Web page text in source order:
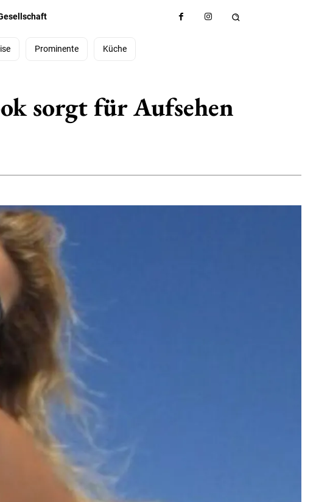
Prominente Küche
sorgt für Aufsehen